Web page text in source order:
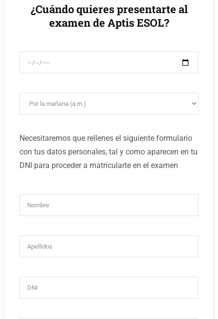
¿Cuándo quieres presentarte al
examen de Aptis ESOL?
Necesitaremos que rellenes el siguiente formulario
con tus datos personales, tal y como aparecen en tu
DNI para proceder a matricularte en el examen